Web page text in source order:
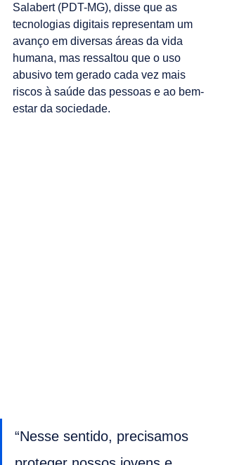
Salabert (PDT-MG), disse que as
tecnologias digitais representam um
avanço em diversas áreas da vida
humana, mas ressaltou que o uso
abusivo tem gerado cada vez mais
riscos à saúde das pessoas e ao bem-
estar da sociedade.
“Nesse sentido, precisamos